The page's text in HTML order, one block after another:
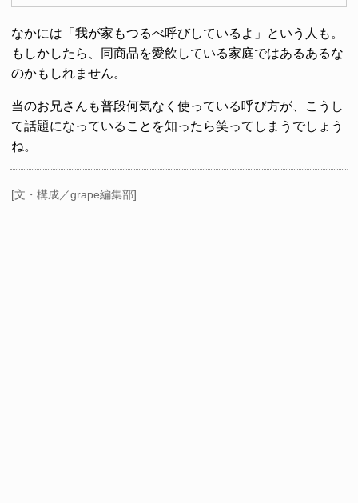
なかには「我が家もつるべ呼びしているよ」という人も。
もしかしたら、同商品を愛飲している家庭ではあるあるな
のかもしれません。
当のお兄さんも普段何気なく使っている呼び方が、こうし
て話題になっていることを知ったら笑ってしまうでしょう
ね。
[文・構成／grape編集部]